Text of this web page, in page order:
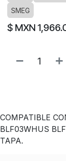
SMEG
$ MXN
COMPATIBLE
BLF03WHUS
TAPA.